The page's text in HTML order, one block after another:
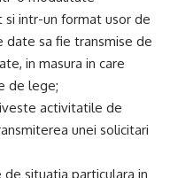
intr-un format usor de
date sa fie transmise de
in masura in care
de lege;
activitatile de
unei solicitari
situatia particulara in